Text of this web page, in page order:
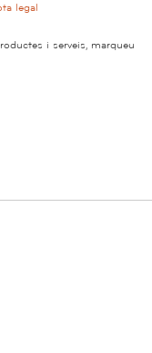
legal
i serveis, marqueu